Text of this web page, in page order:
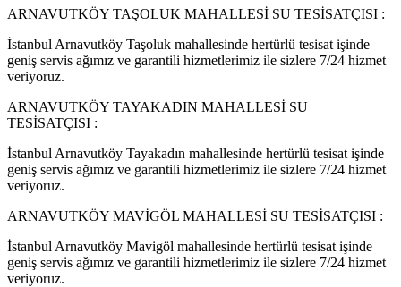
ARNAVUTKÖY TAŞOLUK MAHALLESİ SU TESİSATÇISI :
İstanbul Arnavutköy Taşoluk mahallesinde hertürlü tesisat işinde
geniş servis ağımız ve garantili hizmetlerimiz ile sizlere 7/24 hizmet
veriyoruz.
ARNAVUTKÖY TAYAKADIN MAHALLESİ SU
TESİSATÇISI :
İstanbul Arnavutköy Tayakadın mahallesinde hertürlü tesisat işinde
geniş servis ağımız ve garantili hizmetlerimiz ile sizlere 7/24 hizmet
veriyoruz.
ARNAVUTKÖY MAVİGÖL MAHALLESİ SU TESİSATÇISI :
İstanbul Arnavutköy Mavigöl mahallesinde hertürlü tesisat işinde
geniş servis ağımız ve garantili hizmetlerimiz ile sizlere 7/24 hizmet
veriyoruz.